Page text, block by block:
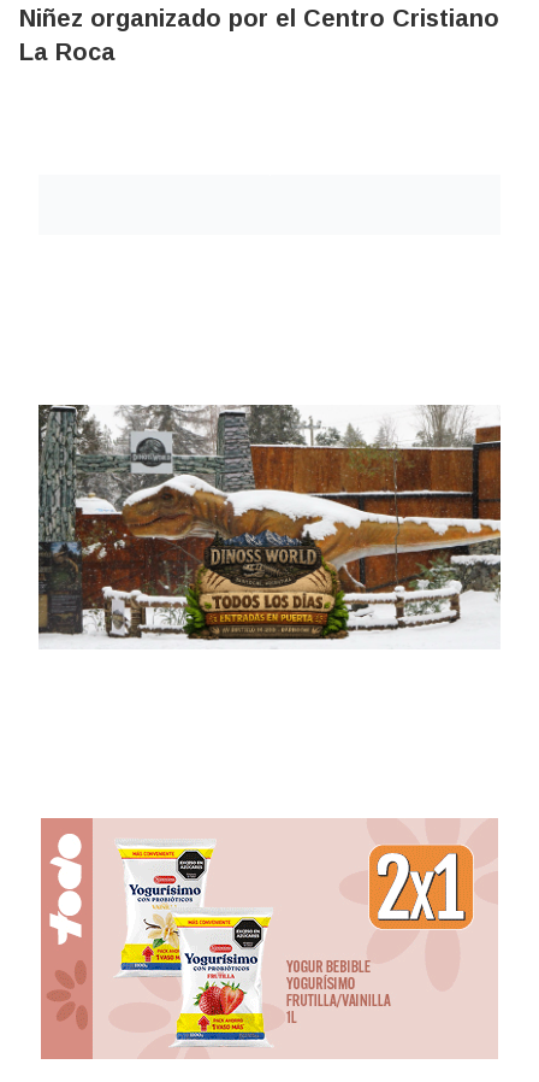
Niñez organizado por el Centro Cristiano
La Roca